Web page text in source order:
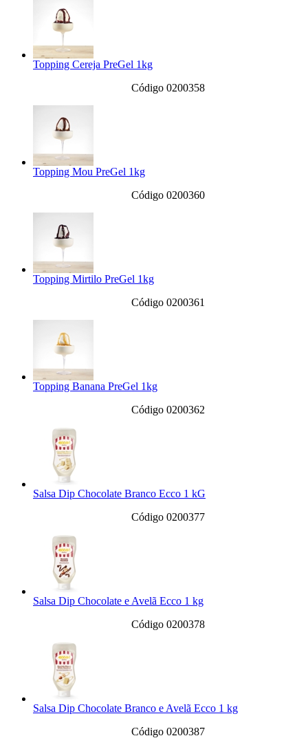
Topping Cereja PreGel 1kg
Código 0200358
Topping Mou PreGel 1kg
Código 0200360
Topping Mirtilo PreGel 1kg
Código 0200361
Topping Banana PreGel 1kg
Código 0200362
Salsa Dip Chocolate Branco Ecco 1 kG
Código 0200377
Salsa Dip Chocolate e Avelã Ecco 1 kg
Código 0200378
Salsa Dip Chocolate Branco e Avelã Ecco 1 kg
Código 0200387